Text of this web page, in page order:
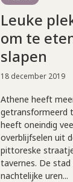
Leuke
om te
slapen
18 december 2019
Athene heeft
getransformeerd
heeft oneindig
overblijfselen uit
pittoreske
tavernes. De
nachtelijke uren...